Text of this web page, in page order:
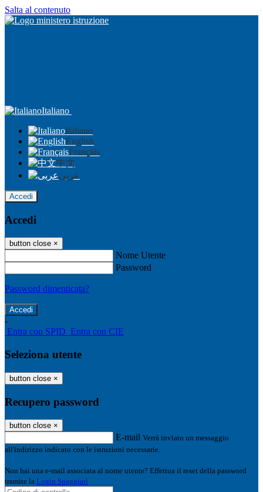
Salta al contenuto
Italiano
Italiano
English
Français
中文
عربى
Accedi
Accedi
button close ×
Nome Utente
Password
Password dimenticata?
-
Entra con SPID Entra con CIE
Seleziona utente
button close ×
Recupero password
button close ×
E-mail Verrà inviato un messaggio
all'indirizzo indicato con le istruzioni necessarie.
Non hai una e-mail associata al nome utente? Effettua il reset della password
tramite la Login Spaggiari